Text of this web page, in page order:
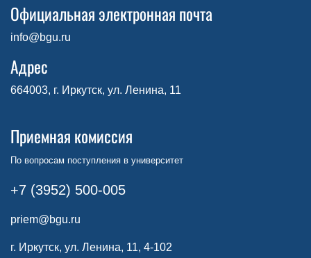
Официальная электронная почта
info@bgu.ru
Адрес
664003, г. Иркутск, ул. Ленина, 11
Приемная комиссия
По вопросам поступления в университет
+7 (3952) 500-005
priem@bgu.ru
г. Иркутск, ул. Ленина, 11, 4-102